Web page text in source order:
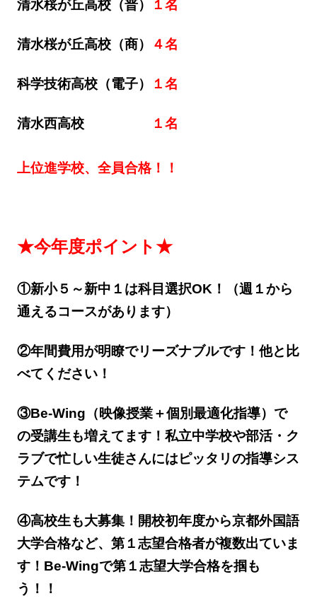
清水桜が丘高校（普） １名
清水桜が丘高校（商） ４名
科学技術高校（電子） １名
清水西高校 １名
上位進学校、全員合格！！
★今年度ポイント★
①新小５～新中１は科目選択OK！（週１から
通えるコースがあります）
②年間費用が明瞭でリーズナブルです！他と比
べてください！
③Be-Wing（映像授業＋個別最適化指導）で
の受講生も増えてます！私立中学校や部活・ク
ラブで忙しい生徒さんにはピッタリの指導シス
テムです！
④高校生も大募集！開校初年度から京都外国語
大学合格など、第１志望合格者が複数出ていま
す！Be-Wingで第１志望大学合格を掴も
う！！